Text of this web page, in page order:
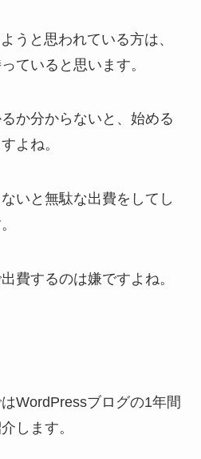
うと思われている方は、
ていると思います。
か分からないと、始める
よね。
いと無駄な出費をしてし
費するのは嫌ですよね。
WordPressブログの1年間
します。